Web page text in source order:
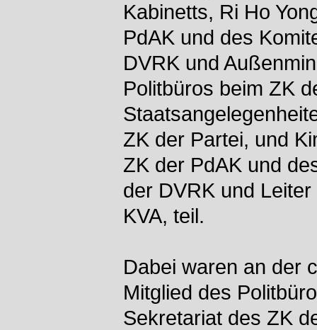
Kabinetts, Ri Ho
PdAK und des
DVRK und
Politbüros beim ZK
ZK der Partei, und
ZK der PdAK und
der DVRK und
KVA, teil.
Dabei waren an der
Mitglied des
Sekretariat des ZK